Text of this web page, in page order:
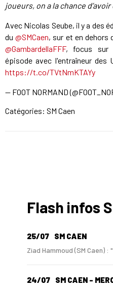
joueurs, on a la chance
Avec Nicolas Seube, il y a des
du@SMCaen, sur et en dehors
@GambardellaFFF, focus sur
épisode avec l'entraîneur des
https://t.co/TVtNmKTAYy
— FOOT NORMAND
Catégories: SM Caen
Flash infos
25/07 SM CAEN
Ziad Hammoud (SM Caen) :
24/07 SM CAEN -